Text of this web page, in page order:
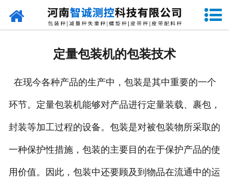
网站首页
设备原理
企业视频
定量包装机的包装技术
在现今各种产品的生产中，包装是其中重要的一个
环节。定量包装机能够对产品进行定量装载、裹包，
封装等加工过程的设备。包装是对被包装物所采取的
一种保护性措施，包装的主要目的在于保护产品的使
用价值。因此，包装中还要顾及到物品在流通中的运